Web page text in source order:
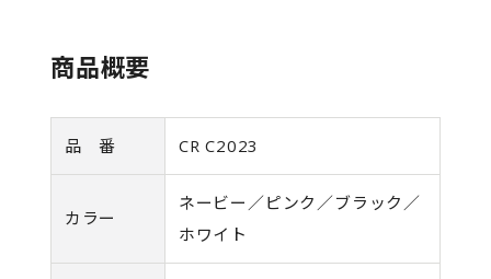
商品概要
品 番 CR C2023
カラー
ネービー／ピンク／ブラック／
ホワイト